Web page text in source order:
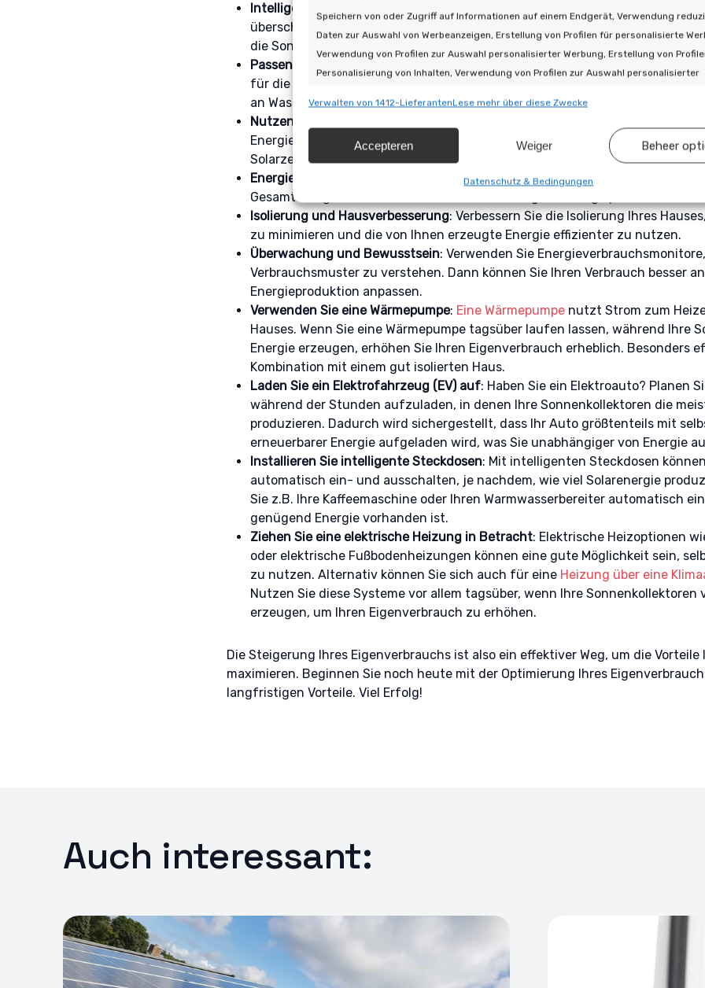
Speichern von oder Zugriff auf Informationen auf einem Endgerät, Verwendung
Daten zur Auswahl von Werbeanzeigen, Erstellung von Profilen für personalisierte
Verwendung von Profilen zur Auswahl personalisierter Werbung, Erstellung von
Personalisierung von Inhalten, Verwendung von Profilen zur Auswahl personalisierter
Auswahl von Inhalten.
Eigenschaften
Abgleichung und Kombination von Daten aus unterschiedlichen Quellen,
automatisch übermittelter Informationen.
Gewährleistung der Sicherheit, Verhinderung und Aufdeckung von
Betrug und Fehlerbehebung, Bereitstellung und Anzeige von
Werbung und Inhalten, Ihre Entscheidungen zum Datenschutz
speichern und übermitteln.
Verwalten von 1412-LieferantenLese mehr über diese Zwecke
Accepteren Weiger Beheer
Datenschutz & Bedingungen
Intelligente Energiespeicherung
überschüssige Energie für eine spätere Verwendung zu speichern, zum
die Sonnenkollektoren keine Energie produzieren.
Passen Sie den Verbrauch an die Produktion an
: Planen Sie die Nutzung
für die Stunden, in denen Ihre Solarmodule die meiste Energie erzeugen.
an Waschmaschinen und Geschirrspüler.
Nutzen Sie intelligente Technologie
Energiemanagementsysteme, die Ihren Energieverbrauch auf der
Solarzellen optimieren.
Energieeffiziente Geräte
: Ersetzen Sie alte Geräte durch energieeffiziente
Gesamtenergieverbrauch zu senken und Ihre eigene Energieproduktion
Isolierung und Hausverbesserung: Verbessern Sie die Isolierung Ihres
zu minimieren und die von Ihnen erzeugte Energie effizienter zu nutzen.
Überwachung und Bewusstsein: Verwenden Sie
Verbrauchsmuster zu verstehen. Dann können Sie Ihren Verbrauch besser
Energieproduktion anpassen.
Verwenden Sie eine Wärmepumpe: Eine Wärmepumpe nutzt Strom zum
Hauses. Wenn Sie eine Wärmepumpe tagsüber laufen lassen, während Ihre
Energie erzeugen, erhöhen Sie Ihren Eigenverbrauch erheblich. Besonders
Kombination mit einem gut isolierten Haus.
Laden Sie ein Elektrofahrzeug (EV) auf: Haben Sie ein Elektroauto? Planen
während der Stunden aufzuladen, in denen Ihre Sonnenkollektoren die
produzieren. Dadurch wird sichergestellt, dass Ihr Auto größtenteils mit
erneuerbarer Energie aufgeladen wird, was Sie unabhängiger von Energie
Installieren Sie intelligente Steckdosen: Mit intelligenten Steckdosen
automatisch ein- und ausschalten, je nachdem, wie viel Solarenergie
Sie z.B. Ihre Kaffeemaschine oder Ihren Warmwasserbereiter automatisch
genügend Energie vorhanden ist.
Ziehen Sie eine elektrische Heizung in Betracht: Elektrische Heizoptionen
oder elektrische Fußbodenheizungen können eine gute Möglichkeit sein,
zu nutzen. Alternativ können Sie sich auch für eine Heizung über eine
Nutzen Sie diese Systeme vor allem tagsüber, wenn Ihre Sonnenkollektoren
erzeugen, um Ihren Eigenverbrauch zu erhöhen.
Die Steigerung Ihres Eigenverbrauchs ist also ein effektiver Weg, um die Vorteile
maximieren. Beginnen Sie noch heute mit der Optimierung Ihres
langfristigen Vorteile. Viel Erfolg!
Auch interessant: